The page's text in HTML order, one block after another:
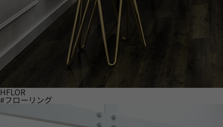
HFLOR
#フローリング